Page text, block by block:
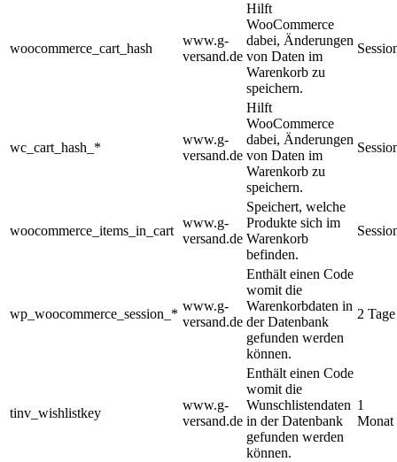
woocommerce_cart_hash
www.g-
versand.de
Hilft
WooCommerce
dabei, Änderungen
von Daten im
Warenkorb zu
speichern.
wc_cart_hash_*
www.g-
versand.de
Hilft
WooCommerce
dabei, Änderungen
von Daten im
Warenkorb zu
speichern.
woocommerce_items_in_cart
www.g-
versand.de
Speichert, welche
Produkte sich im
Warenkorb
befinden.
wp_woocommerce_session_*
www.g-
versand.de
Enthält einen Code
womit die
Warenkorbdaten in
der Datenbank
gefunden werden
können.
2 Tage
tinv_wishlistkey
www.g-
versand.de
Enthält einen Code
womit die
Wunschlistendaten
in der Datenbank
gefunden werden
können.
1
Monat